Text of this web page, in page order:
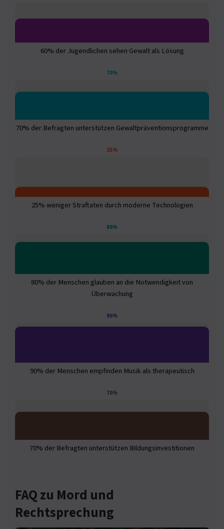
60% der Jugendlichen sehen Gewalt als Lösung
70%
70% der Befragten unterstützen Gewaltpräventionsprogramme
25%
25% weniger Straftaten durch moderne Technologien
80%
80% der Menschen glauben an die Notwendigkeit von
Überwachung
90%
90% der Menschen empfinden Musik als therapeutisch
70%
70% der Befragten unterstützen Bildungsinvestitionen
FAQ zu Mord und
Rechtsprechung